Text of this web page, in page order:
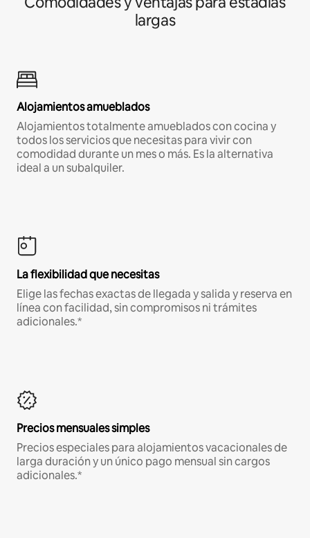
largas
Alojamientos amueblados
Alojamientos totalmente amueblados con cocina y
todos los servicios que necesitas para vivir con
comodidad durante un mes o más. Es la alternativa
ideal a un subalquiler.
La flexibilidad que necesitas
Elige las fechas exactas de llegada y salida y reserva en
línea con facilidad, sin compromisos ni trámites
adicionales.*
Precios mensuales simples
Precios especiales para alojamientos vacacionales de
larga duración y un único pago mensual sin cargos
adicionales.*